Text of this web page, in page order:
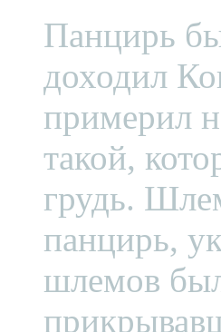
Панцирь
доходил
примерил
такой,
грудь.
панцирь,
шлемов